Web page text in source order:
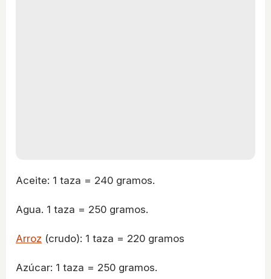
Aceite: 1 taza = 240 gramos.
Agua. 1 taza = 250 gramos.
Arroz (crudo): 1 taza = 220 gramos
Azúcar: 1 taza = 250 gramos.